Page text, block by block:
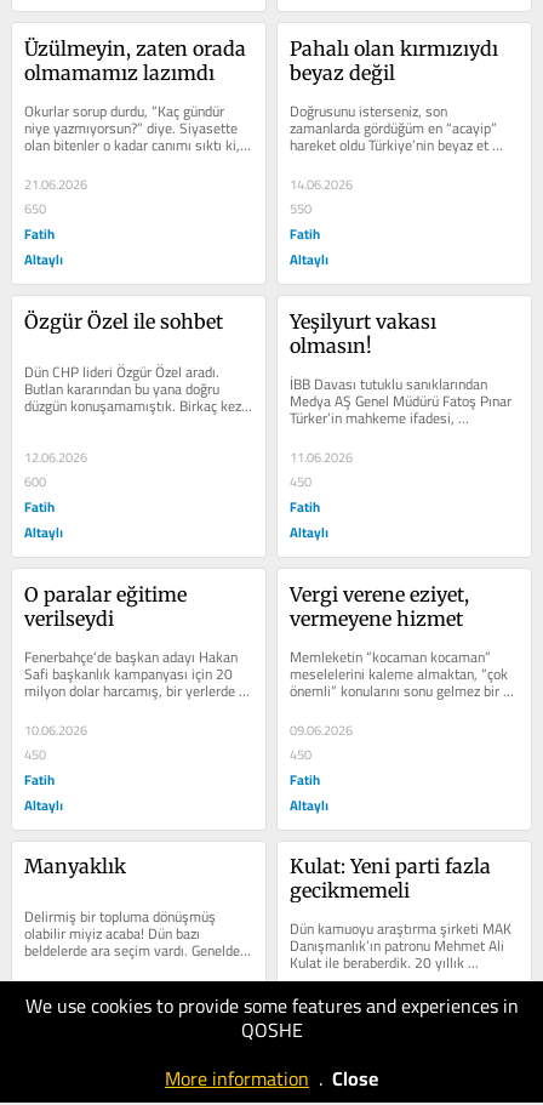
We use cookies to provide some features and experiences in
QOSHE
More information . Close
Üzülmeyin, zaten orada
olmamamız lazımdı
Okurlar sorup durdu, “Kaç gündür
niye yazmıyorsun?” diye. Siyasette
olan bitenler o kadar canımı sıktı ki,
21.06.2026
650
Fatih
Altaylı
Pahalı olan kırmızıydı
beyaz değil
Doğrusunu isterseniz, son
zamanlarda gördüğüm en “acayip”
hareket oldu Türkiye’nin beyaz et
devlerine “kayyum” atanması. Niye
oldu,...
14.06.2026
550
Fatih
Altaylı
Özgür Özel ile sohbet
Dün CHP lideri Özgür Özel aradı.
Butlan kararından bu yana doğru
düzgün konuşamamıştık. Birkaç kez
aramış ulaşamamıştım. Normalde...
12.06.2026
600
Fatih
Altaylı
Yeşilyurt vakası
olmasın!
İBB Davası tutuklu sanıklarından
Medya AŞ Genel Müdürü Fatoş Pınar
Türker’in mahkeme ifadesi,
Türkiye’nin ortasına bomba gibi...
11.06.2026
450
Fatih
Altaylı
O paralar eğitime
verilseydi
Fenerbahçe’de başkan adayı Hakan
Safi başkanlık kampanyası için 20
milyon dolar harcamış, bir yerlerde
okudum. Doğru mu bilmem. Abartılı...
10.06.2026
450
Fatih
Altaylı
Vergi verene eziyet,
vermeyene hizmet
Memleketin “kocaman kocaman”
meselelerini kaleme almaktan, “çok
önemli” konularını sonu gelmez bir
şekilde mecburen tartışmaktan,...
09.06.2026
450
Fatih
Altaylı
Manyaklık
Delirmiş bir topluma dönüşmüş
olabilir miyiz acaba! Dün bazı
beldelerde ara seçim vardı. Genelde
AK Parti ve MHP’nin önde olduğu
orta...
08.06.2026
Kulat: Yeni parti fazla
gecikmemeli
Dün kamuoyu araştırma şirketi MAK
Danışmanlık’ın patronu Mehmet Ali
Kulat ile beraberdik. 20 yıllık
tanışıklığımız vardır. Ekrana...
05.06.2026
550
Altaylı